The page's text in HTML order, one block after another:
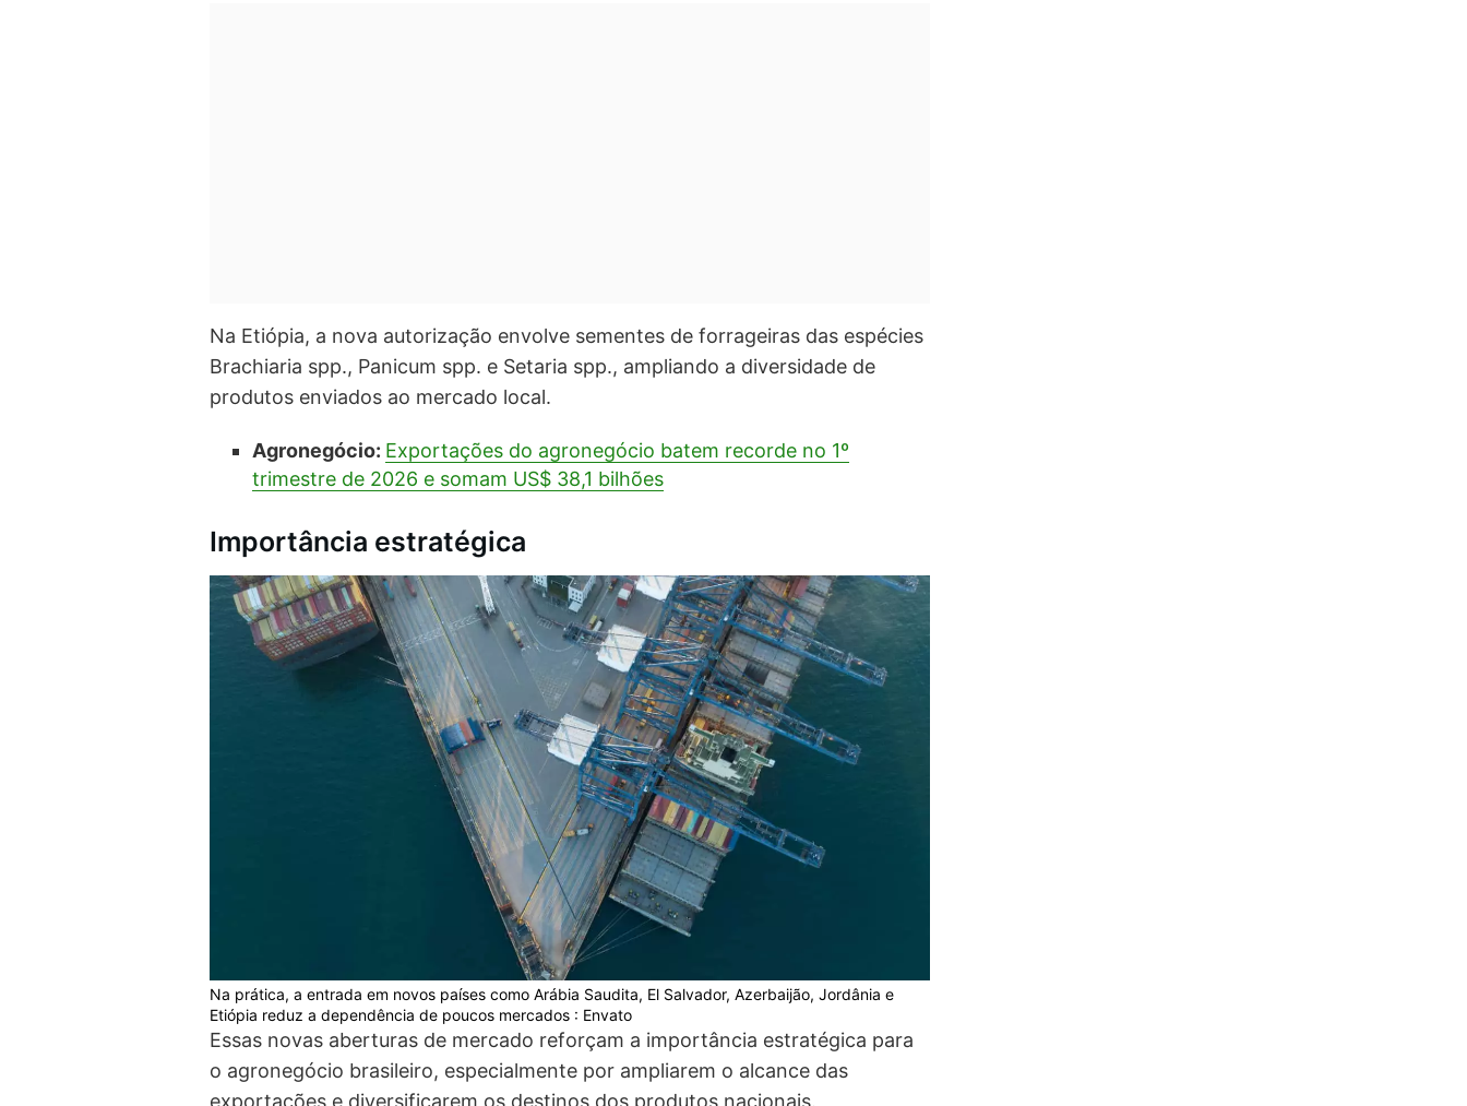
Na Etiópia, a nova autorização envolve sementes de forrageiras das espécies
Brachiaria spp., Panicum spp. e Setaria spp., ampliando a diversidade de
produtos enviados ao mercado local.
Agronegócio: Exportações do agronegócio batem recorde no 1º
trimestre de 2026 e somam US$ 38,1 bilhões
Importância estratégica
Na prática, a entrada em novos países como Arábia Saudita, El Salvador, Azerbaijão, Jordânia e
Etiópia reduz a dependência de poucos mercados : Envato
Essas novas aberturas de mercado reforçam a importância estratégica para
o agronegócio brasileiro, especialmente por ampliarem o alcance das
exportações e diversificarem os destinos dos produtos nacionais.